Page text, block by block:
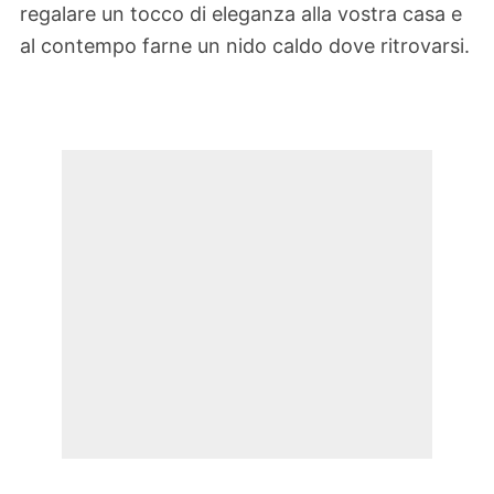
regalare un tocco di eleganza alla vostra casa e
al contempo farne un nido caldo dove ritrovarsi.